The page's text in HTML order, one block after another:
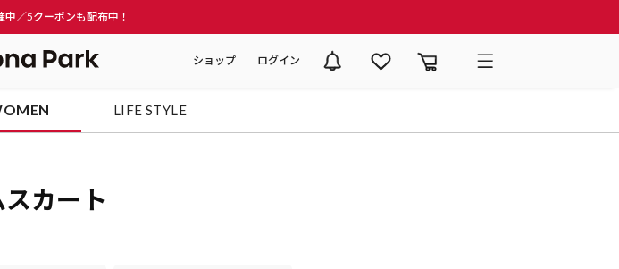
／5クーポンも配布中！
ショップ ログイン
LIFE STYLE
カート